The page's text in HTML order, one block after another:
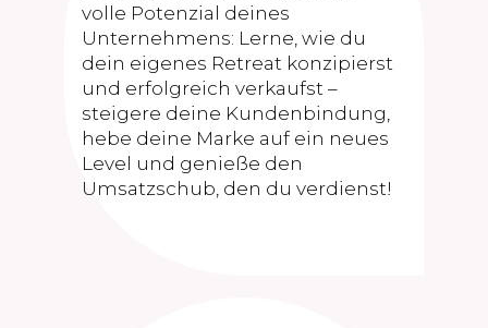
volle Potenzial deines
Unternehmens: Lerne, wie du
dein eigenes Retreat konzipierst
und erfolgreich verkaufst –
steigere deine Kundenbindung,
hebe deine Marke auf ein neues
Level und genieße den
Umsatzschub, den du verdienst!